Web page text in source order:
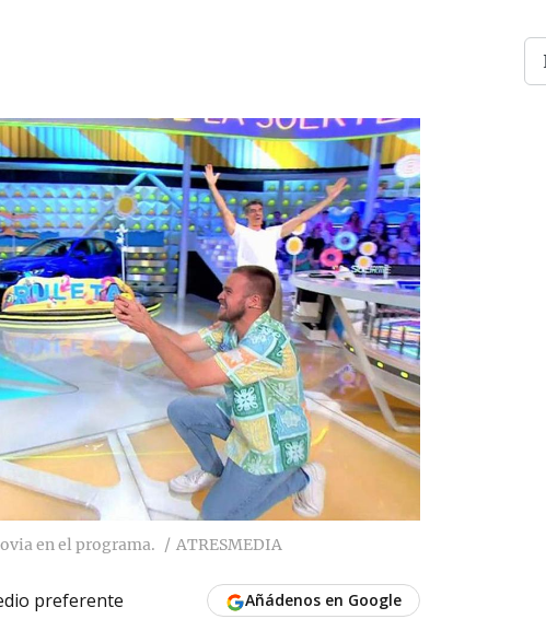
en el programa. ATRESMEDIA
preferente Añádenos en Google